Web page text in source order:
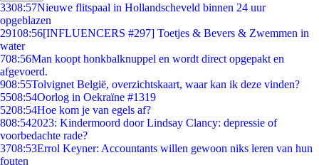
3308:57Nieuwe flitspaal in Hollandscheveld binnen 24 uur
opgeblazen
29108:56[INFLUENCERS #297] Toetjes & Bevers & Zwemmen in
water
708:56Man koopt honkbalknuppel en wordt direct opgepakt en
afgevoerd.
908:55Tolvignet België, overzichtskaart, waar kan ik deze vinden?
5508:54Oorlog in Oekraïne #1319
5208:54Hoe kom je van egels af?
808:542023: Kindermoord door Lindsay Clancy: depressie of
voorbedachte rade?
3708:53Errol Keyner: Accountants willen gewoon niks leren van hun
fouten